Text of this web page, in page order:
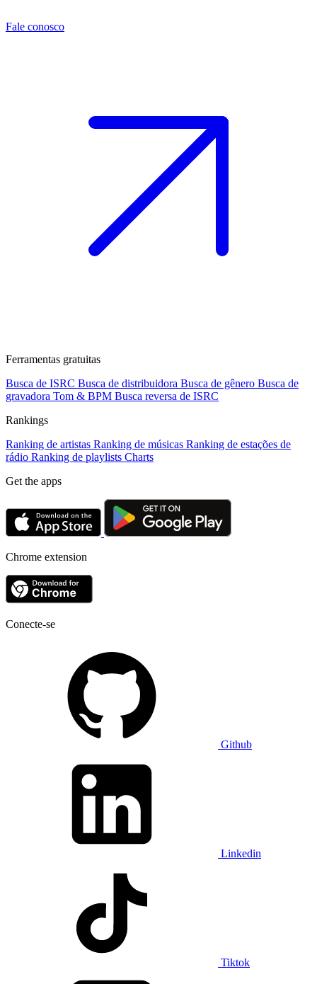
Fale conosco
Ferramentas gratuitas
Busca de ISRC Busca de distribuidora Busca de gênero Busca de
gravadora Tom & BPM Busca reversa de ISRC
Rankings
Ranking de artistas Ranking de músicas Ranking de estações de
rádio Ranking de playlists Charts
Get the apps
Chrome extension
Conecte-se
Github
Linkedin
Tiktok